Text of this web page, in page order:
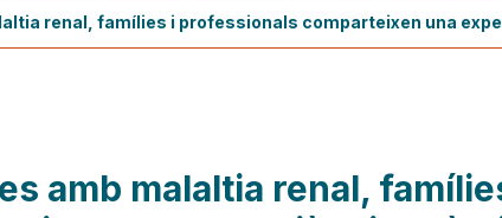
renal, famílies i professionals comparteixen una
amb malaltia renal,